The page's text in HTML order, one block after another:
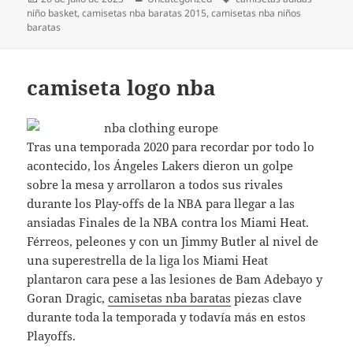
el
niño basket,camisetas nba baratas 2015,camisetas nba niños
baratas
camiseta logo nba
Tras una temporada 2020 para recordar por todo lo
acontecido, los Ángeles Lakers dieron un golpe
sobre la mesa y arrollaron a todos sus rivales
durante los Play-offs de la NBA para llegar a las
ansiadas Finales de la NBA contra los Miami Heat.
Férreos, peleones y con un Jimmy Butler al nivel de
una superestrella de la liga los Miami Heat
plantaron cara pese a las lesiones de Bam Adebayo y
Goran Dragic,camisetas nba baratas piezas clave
durante toda la temporada y todavía más en estos
Playoffs.